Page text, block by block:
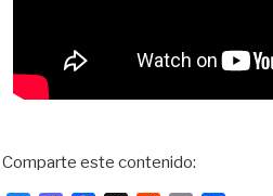
Comparte este contenido: